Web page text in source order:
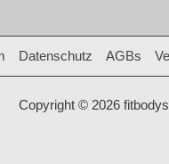
Datenschutz AGBs
Copyright © 2026